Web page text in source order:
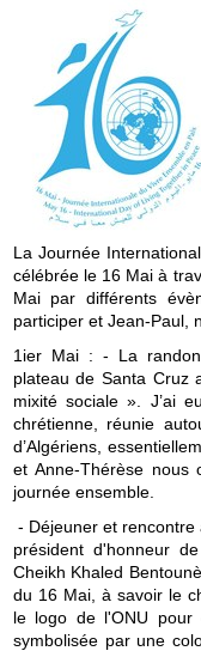
La Journée
célébrée le 16 Mai à
Mai par différents
participer et Jean-Paul,
1ier Mai : - La
plateau de Santa Cruz
mixité sociale ». J’ai
chrétienne, réunie
d’Algériens,
et Anne-Thérèse
journée ensemble.
- Déjeuner et rencontre
président d'honneur
Cheikh Khaled
du 16 Mai, à savoir le
le logo de l'ONU pour
symbolisée par une